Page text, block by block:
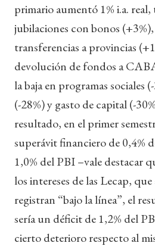
primario aumentó 1% i.a.
jubilaciones con bonos
transferencias a provincias
devolución de fondos a
la baja en programas sociales
(-28%) y gasto de capital (-
resultado, en el primer
superávit financiero de 0,4%
1,0% del PBI –vale destacar
los intereses de las Lecap,
registran “bajo la línea”, el
sería un déficit de 1,2% del
cierto deterioro respecto al